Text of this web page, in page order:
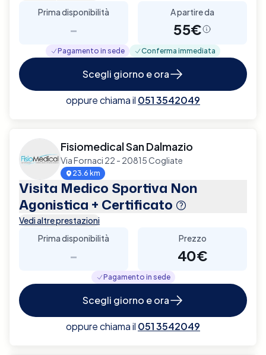
Prima disponibilità
-
A partire da
55€
Pagamento in sede Conferma immediata
Scegli giorno e ora
oppure chiama il 051 3542049
Fisiomedical San Dalmazio
Via Fornaci 22 - 20815 Cogliate
23.6 km
Visita Medico Sportiva Non
Agonistica + Certificato
Vedi altre prestazioni
Prima disponibilità
-
Prezzo
40€
Pagamento in sede
Scegli giorno e ora
oppure chiama il 051 3542049